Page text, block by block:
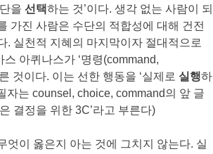
을 선택하는 것’이다. 생각 없는 사람이 되
가진 사람은 수단의 적합성에 대해 건전
. 실천적 지혜의 마지막이자 절대적으로
아퀴나스가 ‘명령(command,
것이다. 이는 선한 행동을 ‘실제로 실행하
자는 counsel, choice, command의 앞 글
결정을 위한 3C’라고 부른다)
엇이 옳은지 아는 것에 그치지 않는다. 실